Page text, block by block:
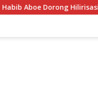
Potensi Daerah